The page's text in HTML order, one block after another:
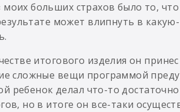
больших страхов было то, что
может влипнуть в
итогового изделия он
сложные вещи программой
ребенок делал что-то
но в итоге он все-таки